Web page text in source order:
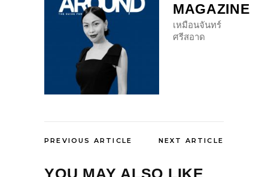
MAGAZINE
เหมือนจันทร์
ศรีสอาด
PREVIOUS ARTICLE NEXT ARTICLE
YOU MAY ALSO LIKE